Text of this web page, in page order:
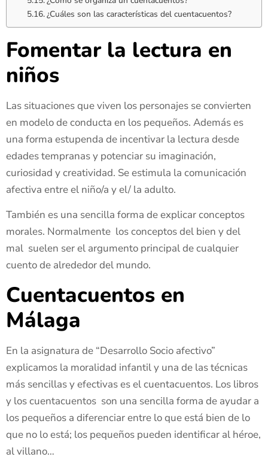
¿Cuáles son las características del cuentacuentos?
Fomentar la lectura en
niños
Las situaciones que viven los personajes se convierten
en modelo de conducta en los pequeños. Además es
una forma estupenda de incentivar la lectura desde
edades tempranas y potenciar su imaginación,
curiosidad y creatividad. Se estimula la comunicación
afectiva entre el niño/a y el/ la adulto.
También es una sencilla forma de explicar conceptos
morales. Normalmente los conceptos del bien y del
mal suelen ser el argumento principal de cualquier
cuento de alrededor del mundo.
Cuentacuentos en
Málaga
En la asignatura de “Desarrollo Socio afectivo”
explicamos la moralidad infantil y una de las técnicas
más sencillas y efectivas es el cuentacuentos. Los libros
y los cuentacuentos son una sencilla forma de ayudar a
los pequeños a diferenciar entre lo que está bien de lo
que no lo está; los pequeños pueden identificar al héroe,
al villano…